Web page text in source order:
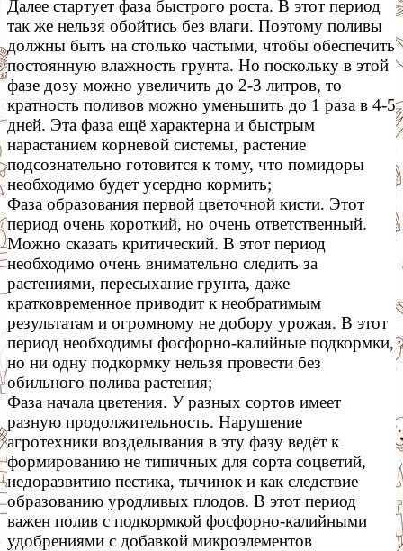
Далее стартует фаза быстрого роста. В этот период
так же нельзя обойтись без влаги. Поэтому поливы
должны быть на столько частыми, чтобы обеспечить
постоянную влажность грунта. Но поскольку в этой
фазе дозу можно увеличить до 2-3 литров, то
кратность поливов можно уменьшить до 1 раза в 4-5
дней. Эта фаза ещё характерна и быстрым
нарастанием корневой системы, растение
подсознательно готовится к тому, что помидоры
необходимо будет усердно кормить;
Фаза образования первой цветочной кисти. Этот
период очень короткий, но очень ответственный.
Можно сказать критический. В этот период
необходимо очень внимательно следить за
растениями, пересыхание грунта, даже
кратковременное приводит к необратимым
результатам и огромному не добору урожая. В этот
период необходимы фосфорно-калийные подкормки,
но ни одну подкормку нельзя провести без
обильного полива растения;
Фаза начала цветения. У разных сортов имеет
разную продолжительность. Нарушение
агротехники возделывания в эту фазу ведёт к
формированию не типичных для сорта соцветий,
недоразвитию пестика, тычинок и как следствие
образованию уродливых плодов. В этот период
важен полив с подкормкой фосфорно-калийными
удобрениями с добавкой микроэлементов